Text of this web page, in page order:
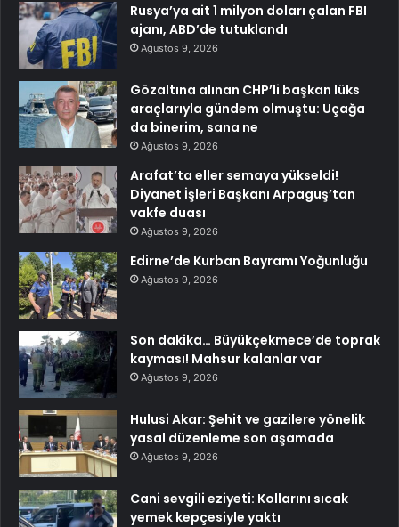
Rusya’ya ait 1 milyon doları çalan FBI
ajanı, ABD’de tutuklandı
Ağustos 9, 2026
Gözaltına alınan CHP’li başkan lüks
araçlarıyla gündem olmuştu: Uçağa
da binerim, sana ne
Ağustos 9, 2026
Arafat’ta eller semaya yükseldi!
Diyanet İşleri Başkanı Arpaguş’tan
vakfe duası
Ağustos 9, 2026
Edirne’de Kurban Bayramı Yoğunluğu
Ağustos 9, 2026
Son dakika… Büyükçekmece’de toprak
kayması! Mahsur kalanlar var
Ağustos 9, 2026
Hulusi Akar: Şehit ve gazilere yönelik
yasal düzenleme son aşamada
Ağustos 9, 2026
Cani sevgili eziyeti: Kollarını sıcak
yemek kepçesiyle yaktı